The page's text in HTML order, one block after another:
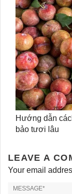
Hướng dẫn
bảo tươi lâu
LEAVE A
Your email